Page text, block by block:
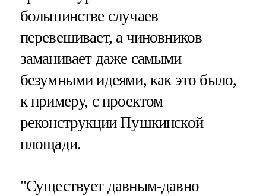
большинстве случаев
перевешивает, а чиновников
заманивает даже самыми
безумными идеями, как это было,
к примеру, с проектом
реконструкции Пушкинской
площади.
"Существует давным-давно